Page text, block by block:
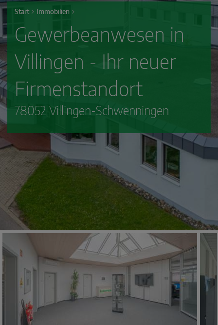
Start Immobilien
Gewerbeanwesen in
Villingen - Ihr neuer
Firmenstandort
78052 Villingen-Schwenningen